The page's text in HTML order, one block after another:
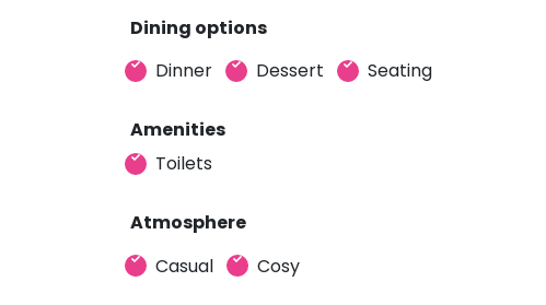
Dining options
Dinner
Dessert Seating
Amenities
Toilets
Atmosphere
Casual
Cosy